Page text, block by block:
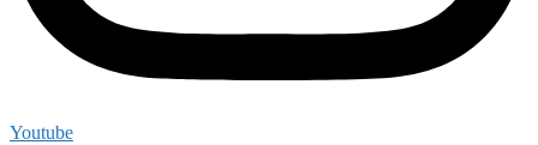
Youtube